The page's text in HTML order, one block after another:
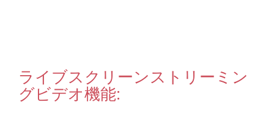
ライブスクリーンストリーミン
グビデオ機能: